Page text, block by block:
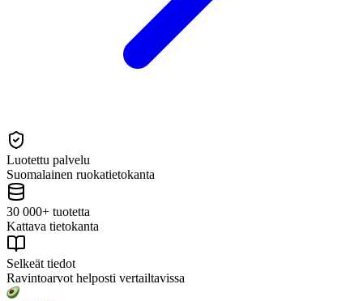
Luotettu palvelu
Suomalainen ruokatietokanta
30 000+ tuotetta
Kattava tietokanta
Selkeät tiedot
Ravintoarvot helposti vertailtavissa